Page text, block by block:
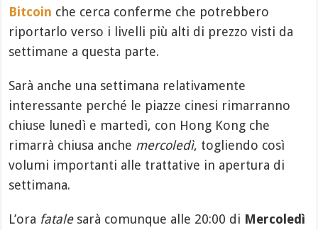
Bitcoin che cerca conferme che potrebbero
riportarlo verso i livelli più alti di prezzo visti da
settimane a questa parte.
Sarà anche una settimana relativamente
interessante perché le piazze cinesi rimarranno
chiuse lunedì e martedì, con Hong Kong che
rimarrà chiusa anche mercoledì, togliendo così
volumi importanti alle trattative in apertura di
settimana.
L’ora fatalesarà comunque alle 20:00 di Mercoledì